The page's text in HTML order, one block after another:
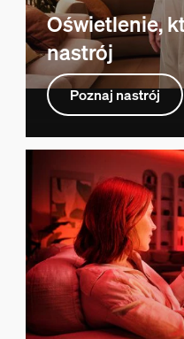
Oświetlenie,
nastrój
Poznaj nastrój